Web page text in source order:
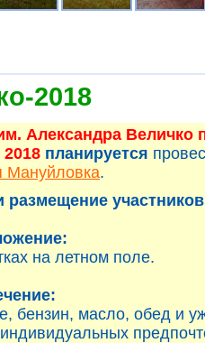
2018
Александра Величко
2018 планируется
Мануйловка.
размещение
на летном поле.
бензин, масло, обед и